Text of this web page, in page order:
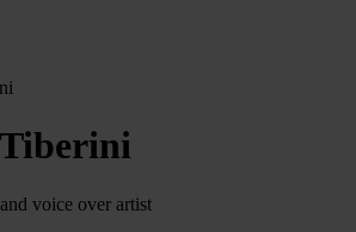
voice over artist